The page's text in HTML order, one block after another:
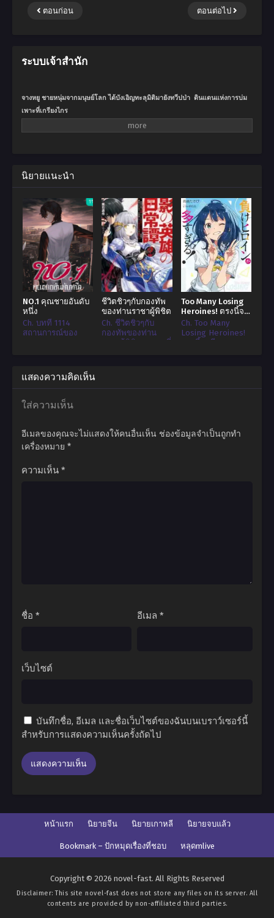
ตอนก่อน ตอนต่อไป
ระบบเจ้าสำนัก
จางหยู ชายหนุ่มจากมนุษย์โลก ได้บังเอิญทะลุมิติมายังทวีปป่า ดินแดนแห่งการบ่ม
เพาะที่เกรียงไกร
มิหนำซ้ำยังได้เป็นเจ้าสำนักที่ใกล้จะเจ๊งอยู่รอมร่อ
เมื่อเปิดใช้ความสามารถมองทะลุ จางหยูก็สามารถมองเห็นคุณสมบัติของคนอื่น
ได้ ไม่ว่าจะเป็นเพศ อายุ พรสวรรค์ หรือแม้แต่การบ่มเพาะ
ด้วยความสามารถนี้ จางหยูจึงมองเห็นข้อผิดพลาดในทักษะและเคล็ดวิชาต่างๆ
ทำให้เขาสามารถแก้ไขทักษะและเคล็ดวิชาเหล่านั้นให้สมบูรณ์แบบได้
ด้วยความสามารถมองทะลุ จางหยูจึงมองเห็นข้อบกพร่องของทักษะและเคล็ดวิชา
ที่ศัตรูฝึกฝน รวมไปถึงจุดอ่อนของศัตรู
ตั้งแต่นั้นเป็นต้นมา โชคชะตาของจางหยูก็มาถึงจุดเปลี่ยน…
นิยายแนะนำ
NO.1 คุณชายอันดับ
หนึ่ง
Ch. บทที่ 1114
สถานการณ์ของ
ชีวิตชิวๆกับกองทัพ
ของท่านราชาผู้พิชิต
Ch. ชีวิตชิวๆกับ
กองทัพของท่าน
ราชาผู้พิชิต - ตอนที่
Too Many Losing
Heroines! ตรงนี้จะ
มีนางเอกนกเยอะไป
แล้ว!
Ch. Too Many
Losing Heroines!
ตรงนี้จะมีนางเอก
แสดงความคิดเห็น
ใส่ความเห็น
อีเมลของคุณจะไม่แสดงให้คนอื่นเห็น ช่องข้อมูลจำเป็นถูกทำ
เครื่องหมาย *
ความเห็น *
ชื่อ * อีเมล *
เว็บไซต์
บันทึกชื่อ, อีเมล และชื่อเว็บไซต์ของฉันบนเบราว์เซอร์นี้
สำหรับการแสดงความเห็นครั้งถัดไป
หน้าแรก นิยายจีน นิยายเกาหลี นิยายจบแล้ว
Bookmark – ปักหมุดเรื่องที่ชอบ หลุดmlive
Copyright © 2026 novel-fast. All Rights Reserved
Disclaimer: This site novel-fast does not store any files on its server. All
contents are provided by non-affiliated third parties.